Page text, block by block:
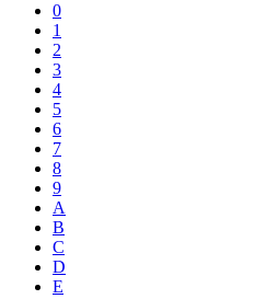
0
1
2
3
4
5
6
7
8
9
A
B
C
D
E